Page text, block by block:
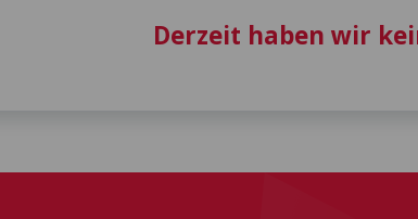
Derzeit haben wir